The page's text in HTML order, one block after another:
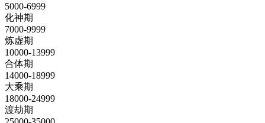
5000-6999
化神期
7000-9999
炼虚期
10000-13999
合体期
14000-18999
大乘期
18000-24999
渡劫期